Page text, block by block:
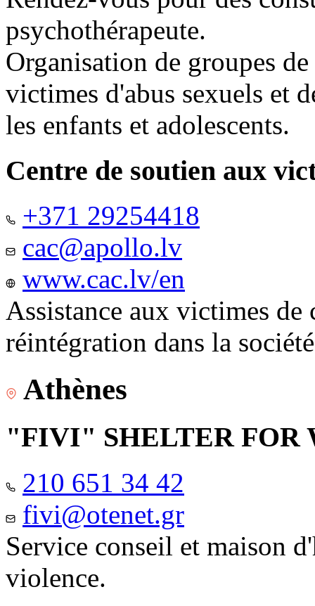
psychothérapeute.
Organisation de groupes
victimes d'abus sexuels et
les enfants et adolescents.
Centre de soutien aux
+371 29254418
cac@apollo.lv
www.cac.lv/en
Assistance aux victimes
réintégration dans la
Athènes
"FIVI" SHELTER FOR
210 651 34 42
fivi@otenet.gr
Service conseil et maison
violence.